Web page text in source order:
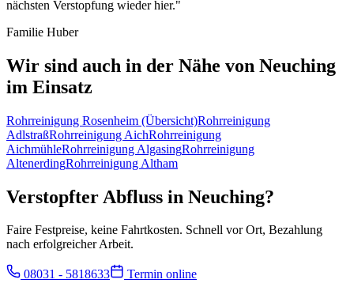
nächsten Verstopfung wieder hier."
Familie Huber
Wir sind auch in der Nähe von Neuching
im Einsatz
Rohrreinigung Rosenheim (Übersicht)Rohrreinigung
AdlstraßRohrreinigung AichRohrreinigung
AichmühleRohrreinigung AlgasingRohrreinigung
AltenerdingRohrreinigung Altham
Verstopfter Abfluss in Neuching?
Faire Festpreise, keine Fahrtkosten. Schnell vor Ort, Bezahlung
nach erfolgreicher Arbeit.
08031 - 5818633
Termin online